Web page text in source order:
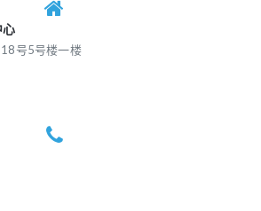
心
号5号楼一楼